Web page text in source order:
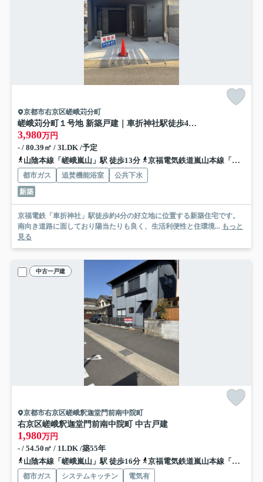
京都市右京区嵯峨苅分町
嵯峨苅分町１号地 新築戸建｜車折神社駅徒歩4分｜南向き道路｜3LDK新築住宅
3,980万円
- / 80.39㎡ / 3LDK /予定
山陰本線「嵯峨嵐山」駅 徒歩13分
京福電気鉄道嵐山本線「車折神社」駅 徒歩3分
都市ガス 追焚機能浴室
公共下水
新築
京福電鉄「車折神社」駅徒歩約4分の好立地に位置する新築住宅です。
南向き道路に面しており陽当たりも良く、生活利便性と住環境... もっと
見る
中古一戸建
京都市右京区嵯峨釈迦堂門前南中院町
右京区嵯峨釈迦堂門前南中院町 中古戸建
1,980万円
- / 54.50㎡ / 1LDK /築55年
山陰本線「嵯峨嵐山」駅 徒歩16分
京福電気鉄道嵐山本線「嵐山」駅 徒歩14分
都市ガス システムキッチン
電気有